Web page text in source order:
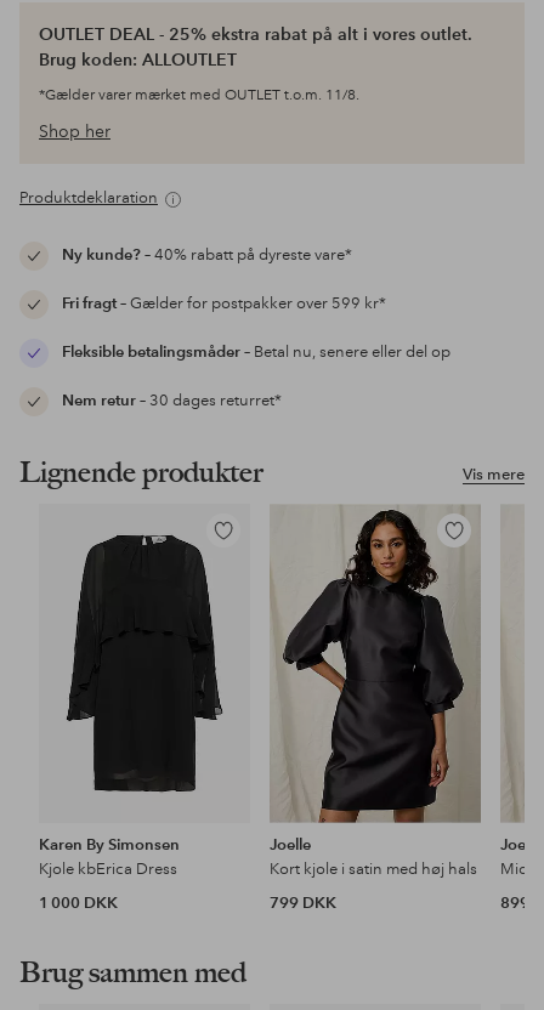
OUTLET DEAL - 25% ekstra rabat på alt i vores outlet.
Brug koden: ALLOUTLET
*Gælder varer mærket med OUTLET t.o.m. 11/8.
Shop her
Produktdeklaration
Ny kunde?– 40% rabatt på dyreste vare*
Fri fragt– Gælder for postpakker over 599 kr*
Fleksible betalingsmåder– Betal nu, senere eller del op
Nem retur– 30 dages returret*
Vis mere
Lignende produkter
Tilføj
favoritter
Karen By Simonsen
Kjole kbErica Dress
1 000 DKK
Tilføj
favoritter
Joelle
Kort kjole i satin med høj hals
799 DKK
Joelle
899
Brug sammen med